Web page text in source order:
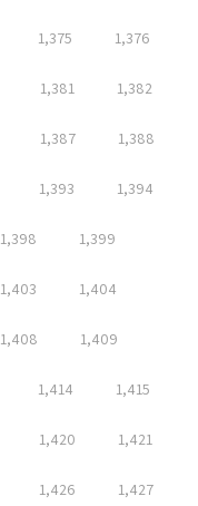
1,375 1,376
1,381 1,382
1,387 1,388
1,393 1,394
1,398 1,399
1,403 1,404
1,408 1,409
1,414 1,415
1,420 1,421
1,426 1,427